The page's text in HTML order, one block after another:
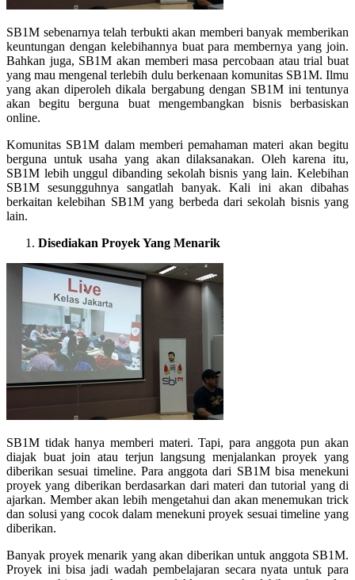
SB1M sebenarnya telah terbukti akan memberi banyak memberikan
keuntungan dengan kelebihannya buat para membernya yang join.
Bahkan juga, SB1M akan memberi masa percobaan atau trial buat
yang mau mengenal terlebih dulu berkenaan komunitas SB1M. Ilmu
yang akan diperoleh dikala bergabung dengan SB1M ini tentunya
akan begitu berguna buat mengembangkan bisnis berbasiskan
online.
Komunitas SB1M dalam memberi pemahaman materi akan begitu
berguna untuk usaha yang akan dilaksanakan. Oleh karena itu,
SB1M lebih unggul dibanding sekolah bisnis yang lain. Kelebihan
SB1M sesungguhnya sangatlah banyak. Kali ini akan dibahas
berkaitan kelebihan SB1M yang berbeda dari sekolah bisnis yang
lain.
Disediakan Proyek Yang Menarik
SB1M tidak hanya memberi materi. Tapi, para anggota pun akan
diajak buat join atau terjun langsung menjalankan proyek yang
diberikan sesuai timeline. Para anggota dari SB1M bisa menekuni
proyek yang diberikan berdasarkan dari materi dan tutorial yang di
ajarkan. Member akan lebih mengetahui dan akan menemukan trick
dan solusi yang cocok dalam menekuni proyek sesuai timeline yang
diberikan.
Banyak proyek menarik yang akan diberikan untuk anggota SB1M.
Proyek ini bisa jadi wadah pembelajaran secara nyata untuk para